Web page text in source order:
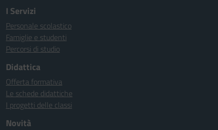
I Servizi
Personale scolastico
Famiglie e studenti
Percorsi di studio
Didattica
Offerta formativa
Le schede didattiche
I progetti delle classi
Novità